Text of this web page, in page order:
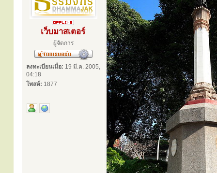
เว็บมาสเตอร์
ผู้จัดการ
ลงทะเบียนเมื่อ: 19 มี.ค. 2005,
04:18
โพสต์: 1877